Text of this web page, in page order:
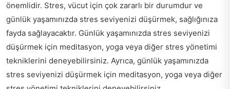
önemlidir. Stres, vücut için çok zararlı bir durumdur ve
günlük yaşamınızda stres seviyenizi düşürmek, sağlığınıza
fayda sağlayacaktır. Günlük yaşamınızda stres seviyenizi
düşürmek için meditasyon, yoga veya diğer stres yönetimi
tekniklerini deneyebilirsiniz. Ayrıca, günlük yaşamınızda
stres seviyenizi düşürmek için meditasyon, yoga veya diğer